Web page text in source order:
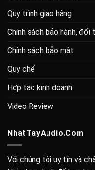
Quy trình giao hàng
Chính sách bảo hành, đổi
Chính sách bảo mật
Quy chế
Hợp tác kinh doanh
Video Review
NhatTayAudio.Com
Với chúng tôi uy tín và